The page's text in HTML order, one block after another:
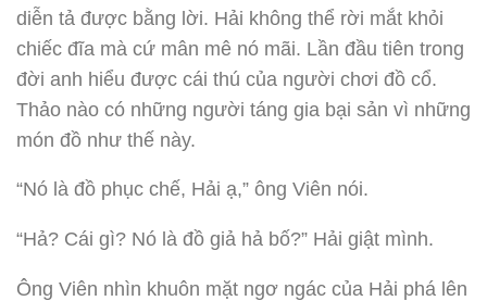
diễn tả được bằng lời. Hải không thể rời mắt khỏi
chiếc đĩa mà cứ mân mê nó mãi. Lần đầu tiên trong
đời anh hiểu được cái thú của người chơi đồ cổ.
Thảo nào có những người táng gia bại sản vì những
món đồ như thế này.
“Nó là đồ phục chế, Hải ạ,” ông Viên nói.
“Hả? Cái gì? Nó là đồ giả hả bố?” Hải giật mình.
Ông Viên nhìn khuôn mặt ngơ ngác của Hải phá lên